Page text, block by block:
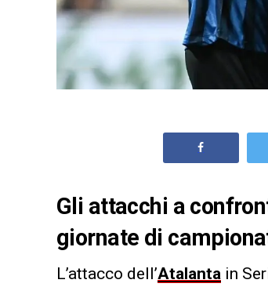
Gli attacchi a
giornate di
L’attacco dell’Atalanta in